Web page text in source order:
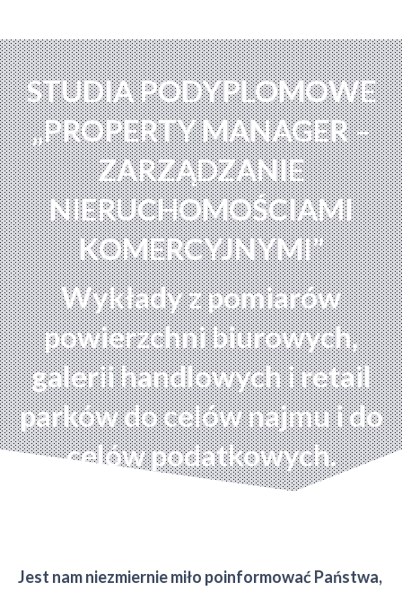
STUDIA PODYPLOMOWE
„PROPERTY MANAGER –
ZARZĄDZANIE
NIERUCHOMOŚCIAMI
KOMERCYJNYMI”
Wykłady z pomiarów
powierzchni biurowych,
galerii handlowych i retail
parków do celów najmu i do
celów podatkowych.
Jest nam niezmiernie miło poinformować Państwa,